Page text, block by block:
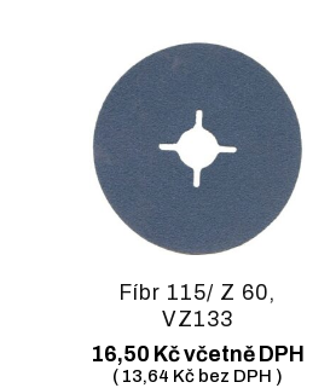
Fíbr 115/ Z 60,
VZ133
16,50 Kčvčetně DPH
( 13,64 Kčbez DPH )